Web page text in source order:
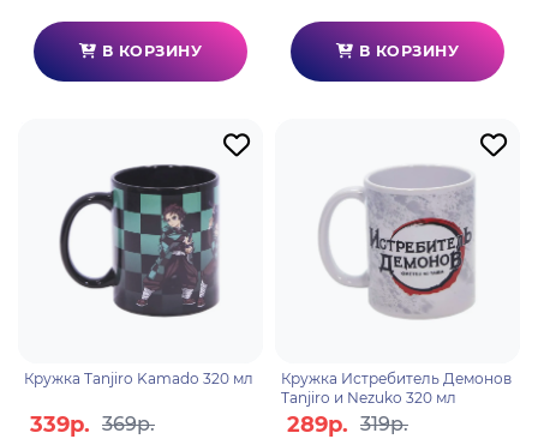
В КОРЗИНУ В КОРЗИНУ
Кружка Tanjiro Kamado 320 мл
339р. 369р.
Кружка Истребитель Демонов
Tanjiro и Nezuko 320 мл
289р. 319р.